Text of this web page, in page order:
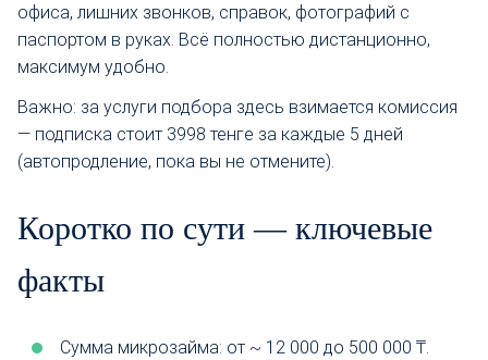
офиса, лишних звонков, справок, фотографий с
паспортом в руках. Всё полностью дистанционно,
максимум удобно.
Важно: за услуги подбора здесь взимается комиссия
— подписка стоит 3998 тенге за каждые 5 дней
(автопродление, пока вы не отмените).
Коротко по сути — ключевые
факты
Сумма микрозайма: от ~ 12 000 до 500 000 ₸.